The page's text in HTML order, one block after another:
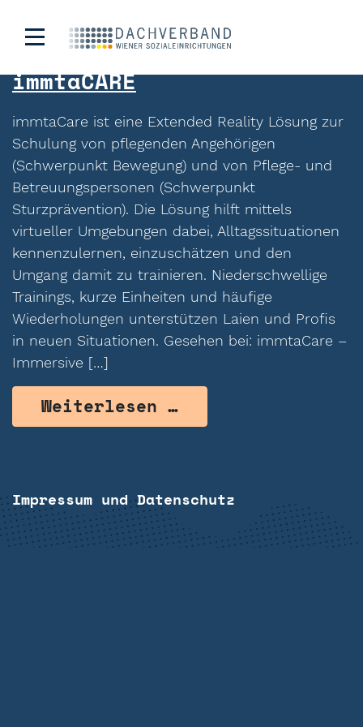
Schlagwort:VR
immtaCARE
immtaCare ist eine Extended Reality Lösung zur
Schulung von pflegenden Angehörigen
(Schwerpunkt Bewegung) und von Pflege- und
Betreuungspersonen (Schwerpunkt
Sturzprävention). Die Lösung hilft mittels
virtueller Umgebungen dabei, Alltagssituationen
kennenzulernen, einzuschätzen und den
Umgang damit zu trainieren. Niederschwellige
Trainings, kurze Einheiten und häufige
Wiederholungen unterstützen Laien und Profis
in neuen Situationen. Gesehen bei: immtaCare –
Immersive […]
Weiterlesen …from immtaCARE
Impressum und Datenschutz